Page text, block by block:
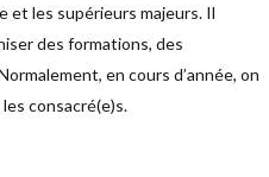
et les supérieurs majeurs. Il
des formations, des
en cours d’année, on
consacré(e)s.